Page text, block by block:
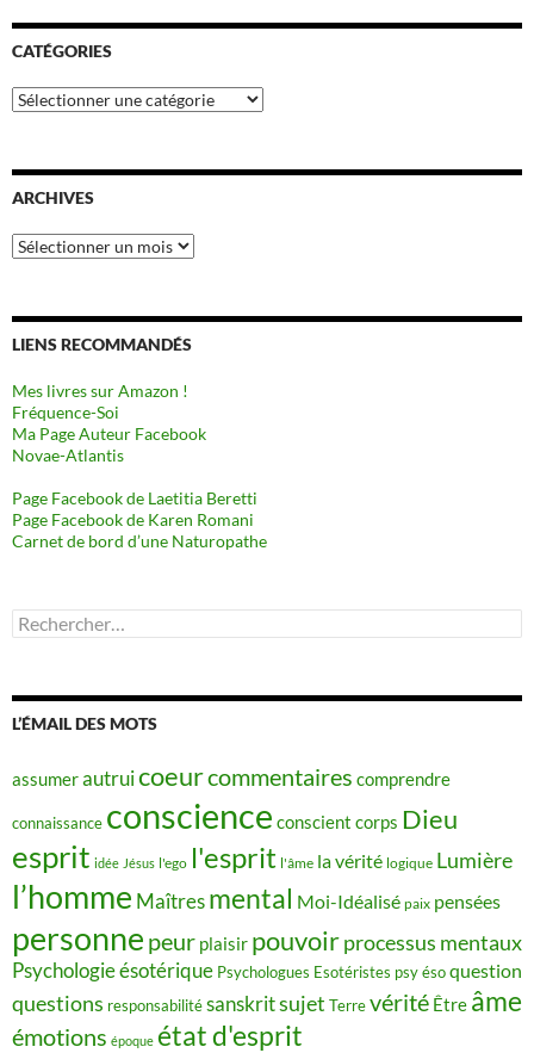
CATÉGORIES
Catégories
ARCHIVES
Archives
LIENS RECOMMANDÉS
Mes livres sur Amazon !
Fréquence-Soi
Ma Page Auteur Facebook
Novae-Atlantis
Page Facebook de Laetitia Beretti
Page Facebook de Karen Romani
Carnet de bord d’une Naturopathe
Rechercher :
L’ÉMAIL DES MOTS
assumerautruicoeurcommentaires comprendre
connaissance conscience conscient corps Dieu
esprit idée Jésus l'ego l'esprit l'âme la vérité logique Lumière
l’homme Maîtres mental Moi-Idéalisé paix pensées
personne peur plaisir pouvoirprocessus mentaux
Psychologie ésotérique Psychologues Esotéristes psy ésoquestion
questions responsabilitésanskritsujet Terrevérité Être âme
émotions époque état d'esprit